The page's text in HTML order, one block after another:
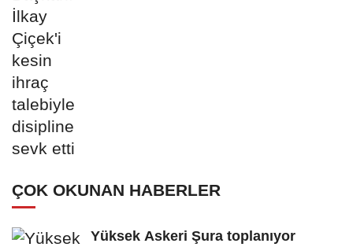
ÇOK OKUNAN HABERLER
Yüksek Askeri Şura toplanıyor